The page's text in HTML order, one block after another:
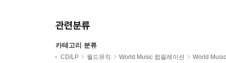
관련분류
카테고리 분류
CD/LP 월드뮤직 World Music 컴필레이션
World